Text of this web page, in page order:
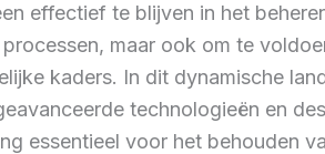
effectief te blijven in het
maar ook om te
kaders. In dit dynamische
technologieën en
essentieel voor het behouden